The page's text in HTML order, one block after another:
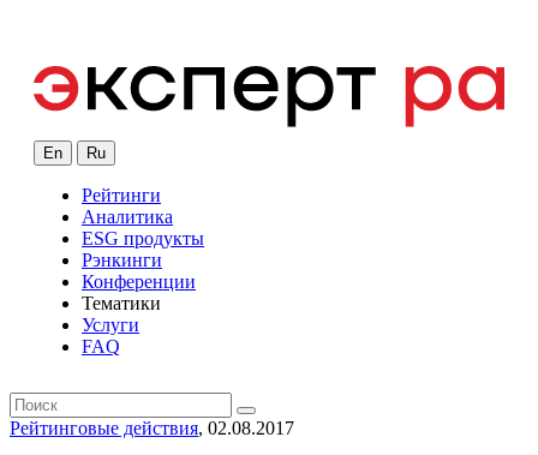
En Ru
Рейтинги
Аналитика
ESG продукты
Рэнкинги
Конференции
Тематики
Услуги
FAQ
Рейтинговые действия, 02.08.2017